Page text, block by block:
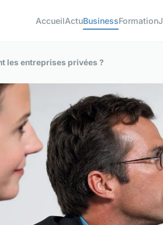
AccueilActuBusinessFormation
les entreprises privées ?